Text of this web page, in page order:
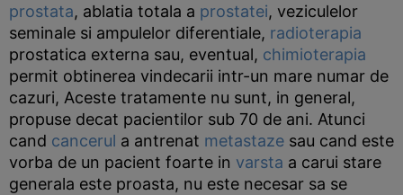
prostata, ablatia totala a prostatei, veziculelor
seminale si ampulelor diferentiale, radioterapia
prostatica externa sau, eventual, chimioterapia
permit obtinerea vindecarii intr-un mare numar de
cazuri, Aceste tratamente nu sunt, in general,
propuse decat pacientilor sub 70 de ani. Atunci
cand cancerul a antrenat metastaze sau cand este
vorba de un pacient foarte in varsta a carui stare
generala este proasta, nu este necesar sa se